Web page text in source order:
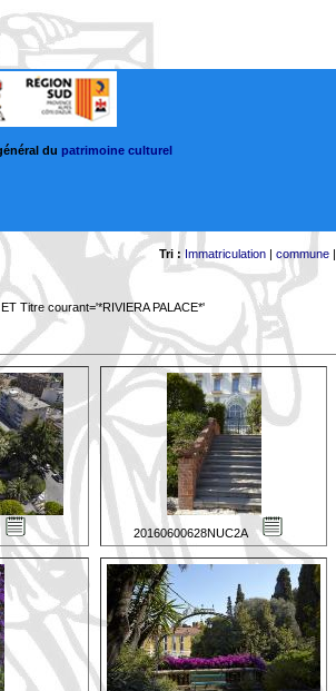
du patrimoine culturel
Tri : Immatriculation| commune|
ET Titre courant='*RIVIERA PALACE*'
20160600628NUC2A